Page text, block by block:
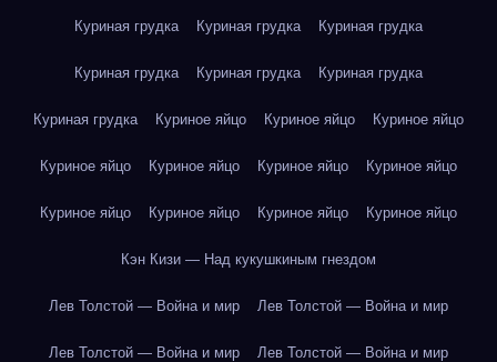
Куриная грудка Куриная грудка Куриная грудка
Куриная грудка Куриная грудка Куриная грудка
Куриная грудка Куриное яйцо Куриное яйцо Куриное яйцо
Куриное яйцо Куриное яйцо Куриное яйцо Куриное яйцо
Куриное яйцо Куриное яйцо Куриное яйцо Куриное яйцо
Кэн Кизи — Над кукушкиным гнездом
Лев Толстой — Война и мир Лев Толстой — Война и мир
Лев Толстой — Война и мир Лев Толстой — Война и мир